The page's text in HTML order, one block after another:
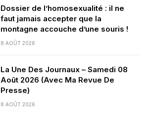
Dossier de l’homosexualité : il ne
faut jamais accepter que la
montagne accouche d’une souris !
8 AOÛT 2026
La Une Des Journaux – Samedi 08
Août 2026 (Avec Ma Revue De
Presse)
8 AOÛT 2026